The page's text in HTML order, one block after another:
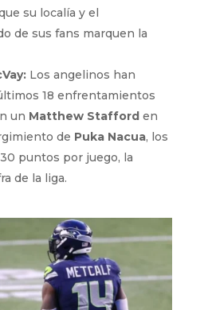
su localía y el
de sus fans marquen la
Los angelinos han
18 enfrentamientos
un Matthew Stafforden
de Puka Nacua, los
puntos por juego, la
de la liga.